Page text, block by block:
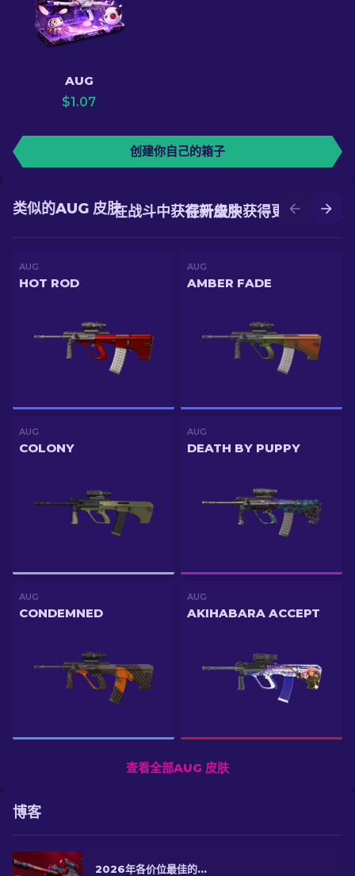
AUG
$1.07
创建你自己的箱子
在升级中获得更好的皮肤
在战斗中获得新皮肤
类似的AUG 皮肤
AUG
HOT ROD
AUG
AMBER FADE
AUG
COLONY
AUG
DEATH BY PUPPY
AUG
CONDEMNED
AUG
AKIHABARA ACCEPT
查看全部AUG 皮肤
博客
2026年各价位最佳的CS2 AUG皮肤